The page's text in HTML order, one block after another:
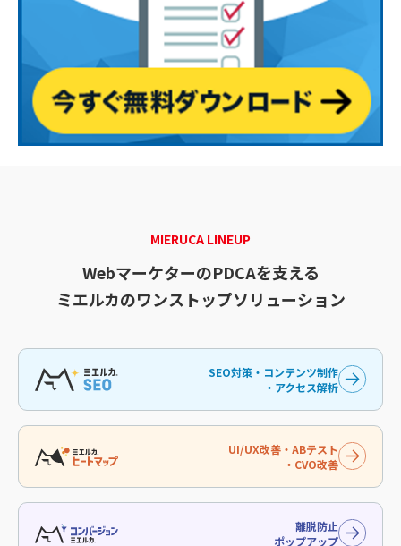
MIERUCA LINEUP
WebマーケターのPDCAを支える
ミエルカのワンストップソリューション
SEO対策・コンテンツ制作
・アクセス解析
UI/UX改善・ABテスト
・CVO改善
離脱防止
ポップアップ